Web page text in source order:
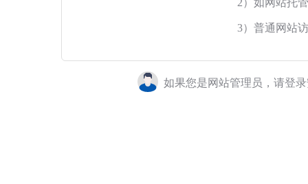
3）普通网站
如果您是网站管理员，请登